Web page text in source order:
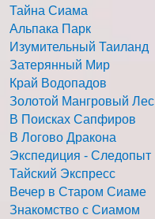
Тайна Сиама
Альпака Парк
Изумительный Таиланд
Затерянный Мир
Край Водопадов
Золотой Мангровый Лес
В Поисках Сапфиров
В Логово Дракона
Экспедиция - Следопыт
Тайский Экспресс
Вечер в Старом Сиаме
Знакомство с Сиамом